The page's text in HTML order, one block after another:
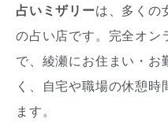
占いミザリーは、多くの
の占い店です。完全オン
で、綾瀬にお住まい・お
く、自宅や職場の休憩時
ます。